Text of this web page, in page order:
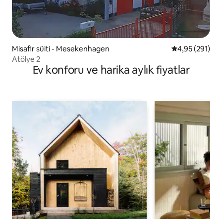
Misafir süiti - Mesekenhagen 5 üzerinden
4,95 (291)
Atölye 2
Ev konforu ve harika aylık fiyatlar